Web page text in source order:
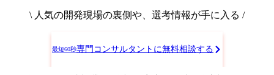
\ 人気の開発現場の裏側や、選考情報が手に入る /
最短60秒専門コンサルタントに無料相談する